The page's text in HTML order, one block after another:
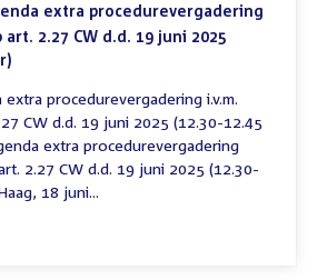
extra procedurevergadering
art. 2.27 CW d.d. 19 juni 2025
extra procedurevergadering i.v.m.
CW d.d. 19 juni 2025 (12.30-12.45
extra procedurevergadering
2.27 CW d.d. 19 juni 2025 (12.30-
18 juni...